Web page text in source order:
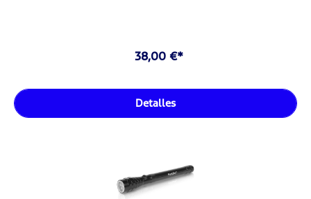
38,00 €*
Detalles